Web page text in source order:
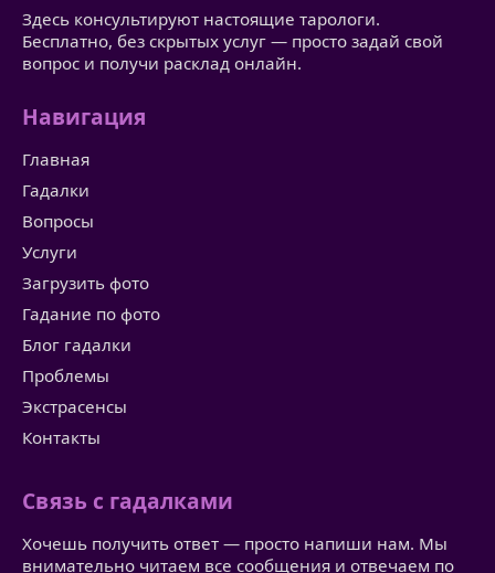
Здесь консультируют настоящие тарологи.
Бесплатно, без скрытых услуг — просто задай свой
вопрос и получи расклад онлайн.
Навигация
Главная
Гадалки
Вопросы
Услуги
Загрузить фото
Гадание по фото
Блог гадалки
Проблемы
Экстрасенсы
Контакты
Связь с гадалками
Хочешь получить ответ — просто напиши нам. Мы
внимательно читаем все сообщения и отвечаем по